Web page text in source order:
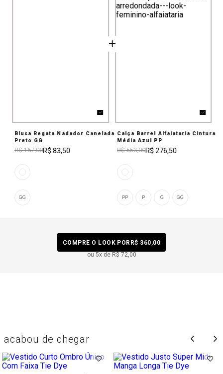
Blusa Regata Nadador Canelada
Preto GG
R$ 167,00R$ 83,50
GG
Calça Barrel Alfaiataria Cintura
Média Azul PP
R$ 553,00R$ 276,50
G GG
P
PP
ou 5x de R$ 72,00
COMPRE O LOOK POR R$ 360,00
acabou de chegar